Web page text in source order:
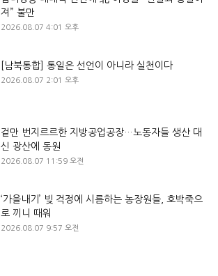
져” 불만
2026.08.07 4:01 오후
[남북통합] 통일은 선언이 아니라 실천이다
2026.08.07 2:01 오후
겉만 번지르르한 지방공업공장…노동자들 생산 대
신 광산에 동원
2026.08.07 11:59 오전
‘가을내기’ 빚 걱정에 시름하는 농장원들, 호박죽으
로 끼니 때워
2026.08.07 9:57 오전